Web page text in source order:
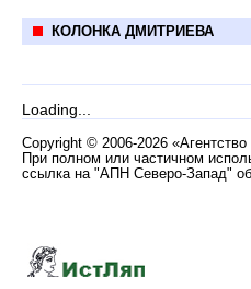
КОЛОНКА ДМИТРИЕВА
Loading...
Copyright © 2006-2026
При полном или частичном
ссылка на "АПН Северо-Запад"